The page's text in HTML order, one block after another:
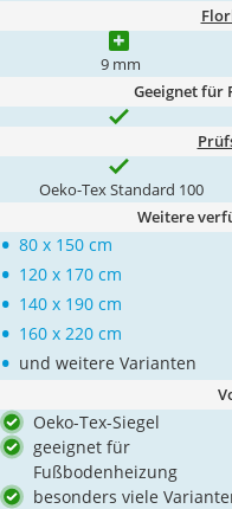
9 mm
Geeignet für
Oeko-Tex Standard 100
Weitere
• 80 x 150 cm
• 120 x 170 cm
• 140 x 190 cm
• 160 x 220 cm
• und weitere Varianten
Oeko-Tex-Siegel
geeignet für
Fußbodenheizung
besonders viele